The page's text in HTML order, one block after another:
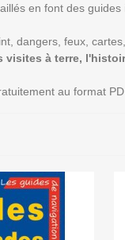
en font des
dangers, feux,
visites à terre,
au format